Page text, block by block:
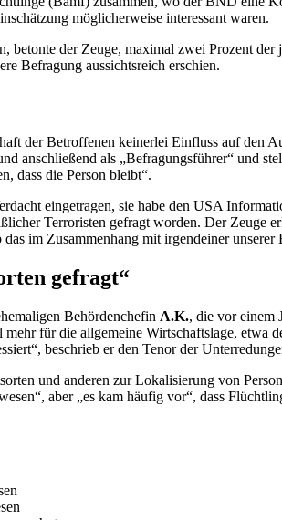
möglicherweise interessant waren.
betonte der Zeuge, maximal zwei Prozent
Befragung aussichtsreich erschien.
der Betroffenen keinerlei Einfluss auf den
anschließend als „Befragungsführer“ und
dass die Person bleibt“.
eingetragen, sie habe den USA
Terroristen gefragt worden. Der Zeuge
im Zusammenhang mit irgendeiner
gefragt“
Behördenchefin A.K., die vor einem
für die allgemeine Wirtschaftslage,
beschrieb er den Tenor der
und anderen zur Lokalisierung von
aber „es kam häufig vor“, dass